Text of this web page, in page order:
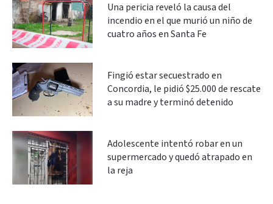
Una pericia reveló la causa del
incendio en el que murió un niño de
cuatro años en Santa Fe
Fingió estar secuestrado en
Concordia, le pidió $25.000 de rescate
a su madre y terminó detenido
Adolescente intentó robar en un
supermercado y quedó atrapado en
la reja